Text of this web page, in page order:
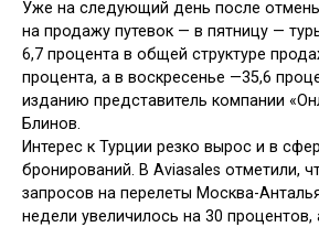
Уже на следующий день после
на продажу путевок — в пятницу —
6,7 процента в общей структуре
процента, а в воскресенье —35,6
изданию представитель компании
Блинов.
Интерес к Турции резко вырос и в
бронирований. В Aviasales отметили,
запросов на перелеты Москва-
недели увеличилось на 30